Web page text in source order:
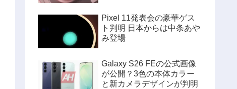
Pixel 11発表会の豪華ゲス
ト判明 日本からは中条あや
み登場
Galaxy S26 FEの公式画像
が公開？3色の本体カラー
と新カメラデザインが判明